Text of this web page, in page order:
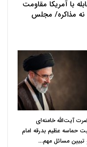
با آمریکا مقاومت
مذاکره/ مجلس
آیت‌الله خامنه‌ای
حماسه عظیم بدرقه امام
تبیین مسائل مهم…